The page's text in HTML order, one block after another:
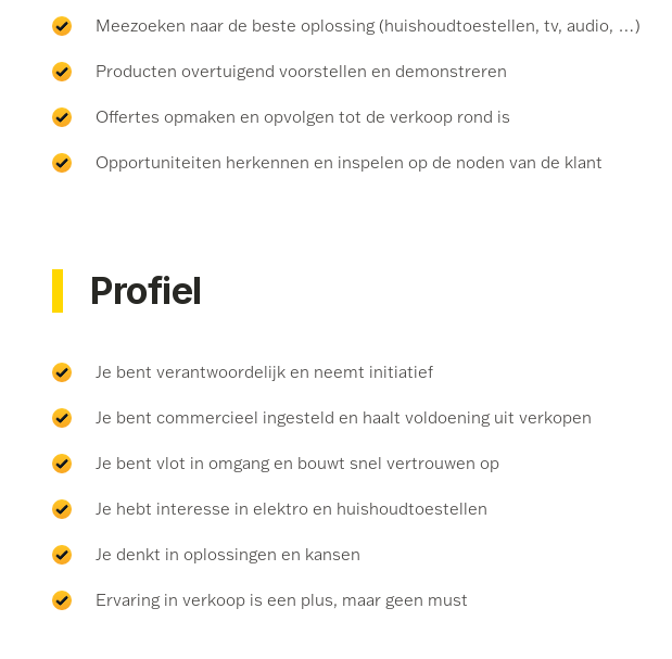
⁠Meezoeken naar de beste oplossing (huishoudtoestellen, tv, audio, …)
⁠Producten overtuigend voorstellen en demonstreren
⁠Offertes opmaken en opvolgen tot de verkoop rond is
⁠Opportuniteiten herkennen en inspelen op de noden van de klant
Profiel
Je bent verantwoordelijk en neemt initiatief
Je bent commercieel ingesteld en haalt voldoening uit verkopen
⁠Je bent vlot in omgang en bouwt snel vertrouwen op
⁠Je hebt interesse in elektro en huishoudtoestellen
⁠Je denkt in oplossingen en kansen
⁠Ervaring in verkoop is een plus, maar geen must